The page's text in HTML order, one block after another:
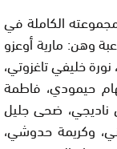
الكاملة في
الجيش الملكي، والمتكونة من 18 لاعبة وهن: مارية أوعزو
خليفي تاغزوتي،
حيمودي، فاطمة
ناديجي، ضحى جليل
وكريمة حدوشي،